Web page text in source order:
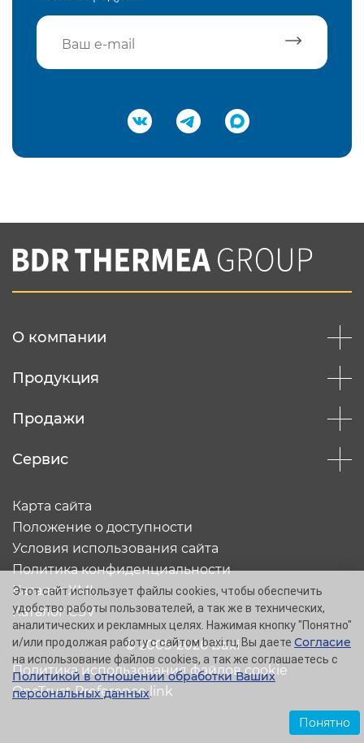
Подтвердить e-mail
Вы соглашаетесь с нашей политикой
конфеденциальности
О компании
Продукция
Продажи
Сервис
© 2005-2026 Baxi
Карта сайта
Положение о доступности
Условия использования сайта
Политика конфиденциальности
Каталог XML
Каталог CSV
Политика использования файлов cookie
OneTrust Preference link
Этот сайт использует файлы cookies, чтобы обеспечить
удобство работы пользователей, а так же в технических,
аналитических и рекламных целях. Нажимая кнопку "Понятно"
и/или продолжая работу с сайтом baxi.ru, Вы даете Согласие
на использование файлов cookies, а так же соглашаетесь с
Политикой в отношении обработки Ваших
персональных данных.
Понятно